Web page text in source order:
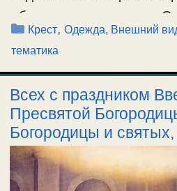
обратно не принимают.
святотатство и
беды несёт! Потому
думает – менять — чтоб
Ещё…
#крест,#одежда
Рубрики
Крест,Одежда, Внешний
тематика
Всех с праздником
Пресвятой
Богородицы и святых,